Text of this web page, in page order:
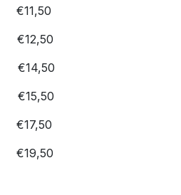
​€11,50
​€​12,50
​€14,50
​​€15,50
​​€​​17,50
​​€19,50